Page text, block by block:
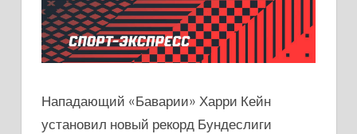
Нападающий «Баварии» Харри Кейн
установил новый рекорд Бундеслиги